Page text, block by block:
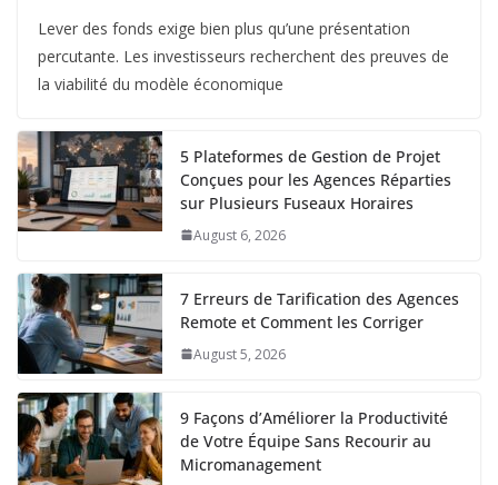
Lever des fonds exige bien plus qu’une présentation
percutante. Les investisseurs recherchent des preuves de
la viabilité du modèle économique
5 Plateformes de Gestion de Projet
Conçues pour les Agences Réparties
sur Plusieurs Fuseaux Horaires
August 6, 2026
7 Erreurs de Tarification des Agences
Remote et Comment les Corriger
August 5, 2026
9 Façons d’Améliorer la Productivité
de Votre Équipe Sans Recourir au
Micromanagement